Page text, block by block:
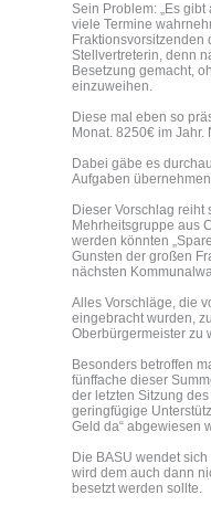
Sein Problem: „Es
viele Termine
Fraktionsvorsitzenden
Stellvertreterin, denn
Besetzung gemacht,
einzuweihen.
Diese mal eben so
Monat. 8250€ im
Dabei gäbe es
Aufgaben
Dieser Vorschlag
Mehrheitsgruppe aus
werden könnten
Gunsten der großen
nächsten
Alles Vorschläge, die
eingebracht wurden,
Oberbürgermeister zu
Besonders betroffen
fünffache dieser
der letzten Sitzung
geringfügige
Geld da“ abgewiesen
Die BASU wendet
wird dem auch dann
besetzt werden sollte.